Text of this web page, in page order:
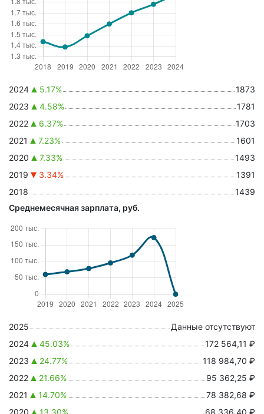
2024 5.17%
1873
2023
4.58%
1781
2022
6.37%
1703
2021
7.23%
1601
2020
7.33%
1493
2019
3.34%
1391
2018
1439
Среднемесячная зарплата, руб.
2025
Данные отсутствуют
2024
45.03%
172 564,11 ₽
2023
24.77%
118 984,70 ₽
2022
21.66%
95 362,25 ₽
2021
14.70%
78 382,68 ₽
2020
13.30% 68 336,40 ₽